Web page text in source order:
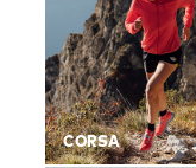
CORSA